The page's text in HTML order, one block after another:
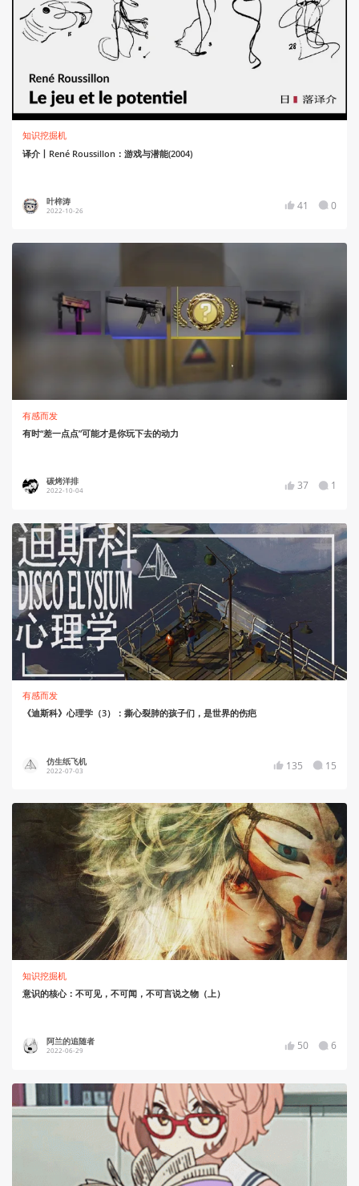
知识挖掘机
译介丨René Roussillon：游戏与潜能(2004)
叶梓涛
2022-10-26 41 0
有感而发
有时“差一点点”可能才是你玩下去的动力
碳烤洋排
2022-10-04 37 1
有感而发
《迪斯科》心理学（3）：撕心裂肺的孩子们，是世界的伤疤
仿生纸飞机
2022-07-03 135 15
知识挖掘机
意识的核心：不可见，不可闻，不可言说之物（上）
阿兰的追随者
2022-06-29 50 6